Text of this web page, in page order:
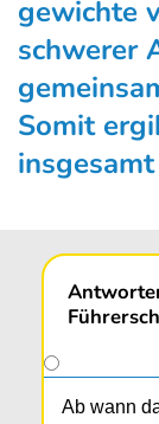
gewichte
schwerer
Somit
Ab wann